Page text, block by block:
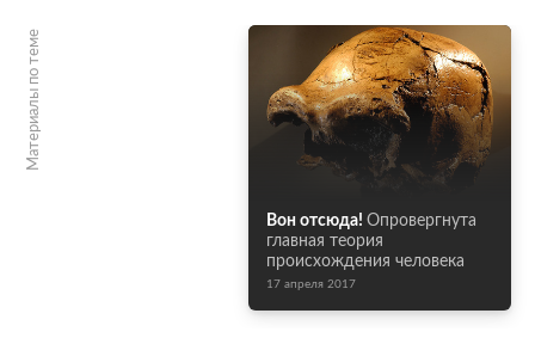
Материалы по теме
Вон отсюда! Опровергнута
главная теория
происхождения человека
17 апреля 2017